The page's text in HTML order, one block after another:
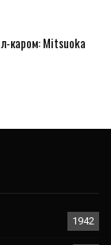
каром: Mitsuoka
1942